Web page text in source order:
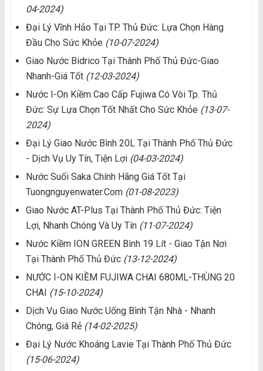
04-2024)
Đại Lý Vĩnh Hảo Tại TP. Thủ Đức: Lựa Chọn Hàng
Đầu Cho Sức Khỏe (10-07-2024)
Giao Nước Bidrico Tại Thành Phố Thủ Đức-Giao
Nhanh-Giá Tốt (12-03-2024)
Nước I-On Kiềm Cao Cấp Fujiwa Có Vòi Tp. Thủ
Đức: Sự Lựa Chọn Tốt Nhất Cho Sức Khỏe (13-07-
2024)
Đại Lý Giao Nước Bình 20L Tại Thành Phố Thủ Đức
- Dịch Vụ Uy Tín, Tiện Lợi (04-03-2024)
Nước Suối Saka Chính Hãng Giá Tốt Tại
Tuongnguyenwater.com (01-08-2023)
Giao Nước AT-Plus Tại Thành Phố Thủ Đức: Tiện
Lợi, Nhanh Chóng Và Uy Tín (11-07-2024)
Nước Kiềm ION GREEN Bình 19 Lít - Giao Tận Nơi
Tại Thành Phố Thủ Đức (13-12-2024)
NƯỚC I-ON KIỀM FUJIWA CHAI 680ML-THÙNG 20
CHAI (15-10-2024)
Dịch Vụ Giao Nước Uống Bình Tận Nhà - Nhanh
Chóng, Giá Rẻ (14-02-2025)
Đại Lý Nước Khoáng Lavie Tại Thành Phố Thủ Đức
(15-06-2024)